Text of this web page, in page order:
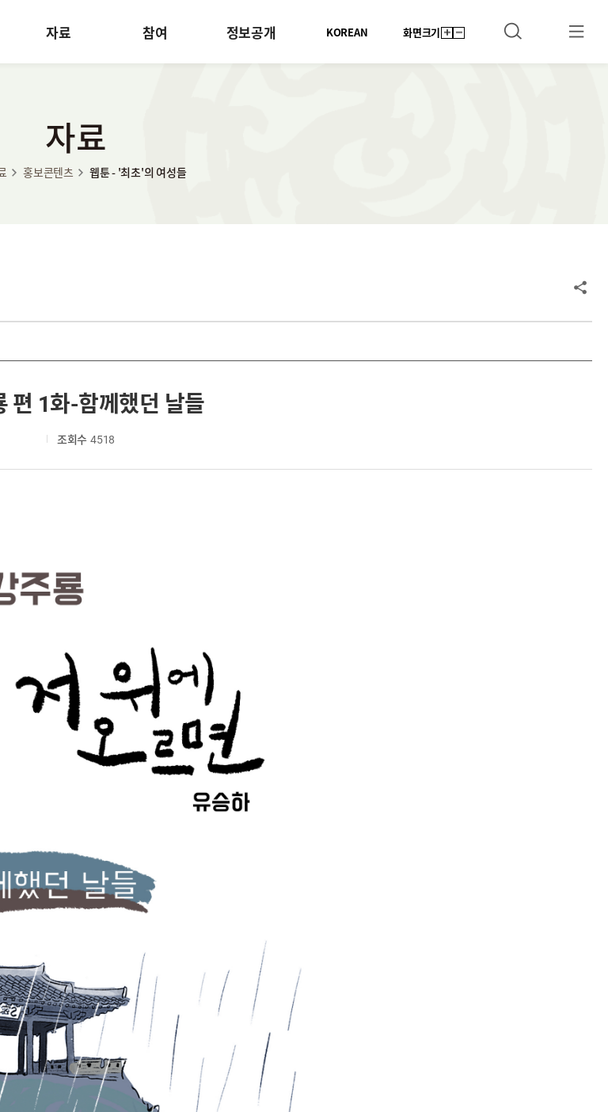
자료 참여 정보공개 KOREAN 화면크기
자료
홍보콘텐츠 웹툰 - '최초'의 여성들
편 1화-함께했던 날들
조회수 4518